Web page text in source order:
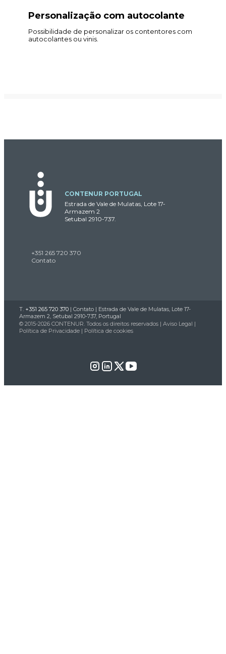
Personalização com autocolante
Possibilidade de personalizar os contentores com
autocolantes ou vinis.
CONTENUR PORTUGAL
Estrada de Vale de Mulatas, Lote 17-
Armazem 2
Setubal 2910-737.
+351 265 720 370
Contato
T. +351 265 720 370 | Contato | Estrada de Vale de Mulatas, Lote 17-
Armazem 2, Setubal 2910-737, Portugal
© 2015-2026 CONTENUR. Todos os direitos reservados | Aviso Legal |
Política de Privacidade | Política de cookies